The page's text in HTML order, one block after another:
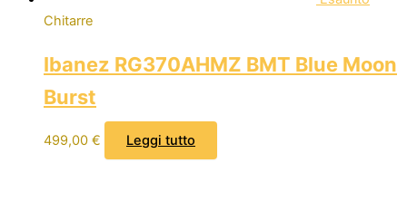
Chitarre
Ibanez RG370AHMZ BMT Blue Moon
Burst
499,00 € Leggi tutto